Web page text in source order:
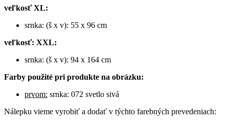
veľkosť XL:
srnka: (š x v): 55 x 96 cm
veľkosť: XXL:
srnka: (š x v): 94 x 164 cm
Farby použité pri produkte na obrázku:
prvom: srnka: 072 svetlo sivá
Nálepku vieme vyrobiť a dodať v týchto farebných prevedeniach: